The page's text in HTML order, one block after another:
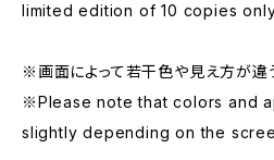
limited edition of 10 copies
※画面によって若干色や見え方が違
※Please note that colors and
slightly depending on the